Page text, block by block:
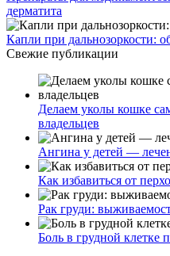
дерматита
Капли при дальнозоркости:
Свежие публикации
Делаем уколы кошке
владельцев
Ангина у детей —
Как избавиться от
Рак груди:
Боль в грудной клетке